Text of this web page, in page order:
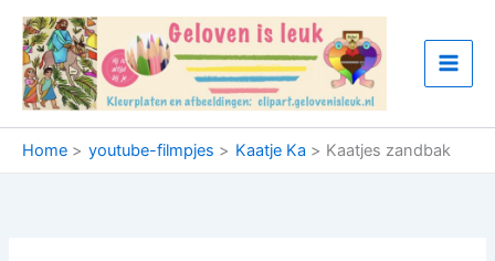
naar
inhoud
Home youtube-filmpjes Kaatje Ka Kaatjes zandbak